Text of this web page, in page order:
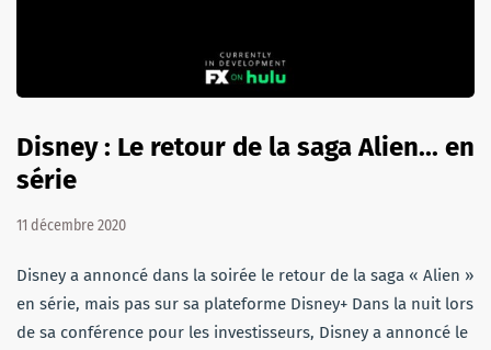
Disney : Le retour de la saga Alien... en
série
11 décembre 2020
Disney a annoncé dans la soirée le retour de la saga « Alien »
en série, mais pas sur sa plateforme Disney+ Dans la nuit lors
de sa conférence pour les investisseurs, Disney a annoncé le